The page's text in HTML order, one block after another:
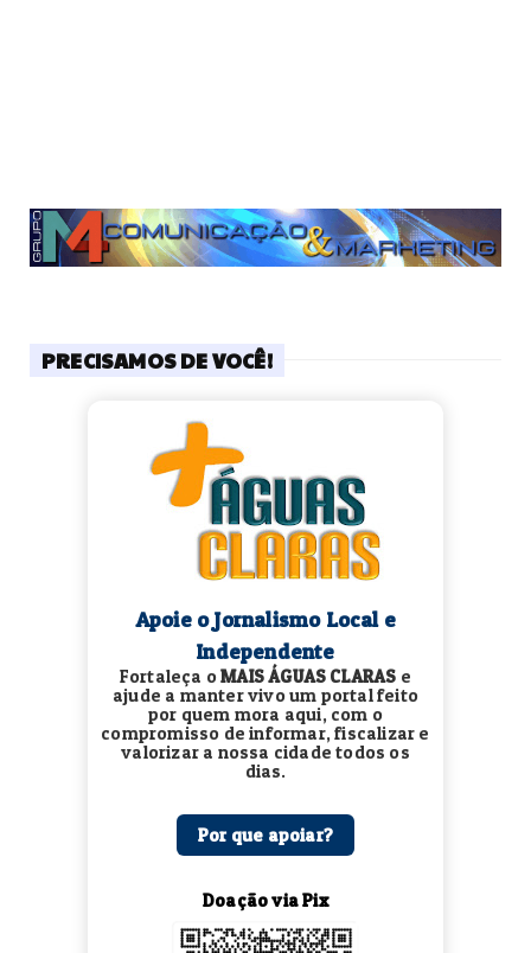
PRECISAMOS DE VOCÊ!
Apoie o Jornalismo Local e
Independente
Fortaleça oMAIS ÁGUAS CLARAS e
ajude a manter vivo um portal feito
por quem mora aqui, com o
compromisso de informar, fiscalizar e
valorizar a nossa cidade todos os
dias.
Por que apoiar?
Doação via Pix